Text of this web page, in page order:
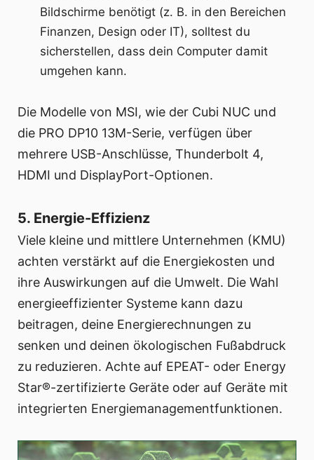
Bildschirme benötigt (z. B. in den Bereichen
Finanzen, Design oder IT), solltest du
sicherstellen, dass dein Computer damit
umgehen kann.
Die Modelle von MSI, wie der Cubi NUC und
die PRO DP10 13M-Serie, verfügen über
mehrere USB-Anschlüsse, Thunderbolt 4,
HDMI und DisplayPort-Optionen.
5. Energie-Effizienz
Viele kleine und mittlere Unternehmen (KMU)
achten verstärkt auf die Energiekosten und
ihre Auswirkungen auf die Umwelt. Die Wahl
energieeffizienter Systeme kann dazu
beitragen, deine Energierechnungen zu
senken und deinen ökologischen Fußabdruck
zu reduzieren. Achte auf EPEAT- oder Energy
Star®-zertifizierte Geräte oder auf Geräte mit
integrierten Energiemanagementfunktionen.